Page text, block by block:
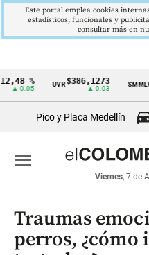
Cintillo
económicos
Colombia
%
▲ 0.05
UVR$386,1273
▲ 0.03
SMMLV
Pico y Placa Medellín
Viernes, 7 de
menu
Traumas
perros,
Este portal emplea cookies
estadísticos, funcionales y
consultar más en